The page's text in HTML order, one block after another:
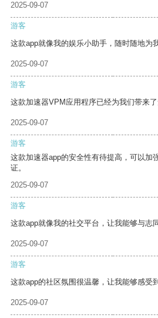
2025-09-07
游客
这款app就像我的娱乐小助手，随时随地为
2025-09-07
游客
这款加速器VPM应用程序已经为我们带来了
2025-09-07
游客
这款加速器app的安全性有待提高，可以加
证。
2025-09-07
游客
这款app就像我的社交平台，让我能够与志
2025-09-07
游客
这款app的社区氛围很温馨，让我能够感受
2025-09-07